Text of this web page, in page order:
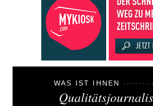
WAS IST IHNEN